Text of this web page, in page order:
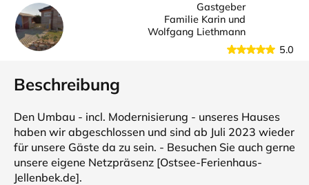
Gastgeber
Familie Karin und
Wolfgang Liethmann
5.0
Beschreibung
Den Umbau - incl. Modernisierung - unseres Hauses
haben wir abgeschlossen und sind ab Juli 2023 wieder
für unsere Gäste da zu sein. - Besuchen Sie auch gerne
unsere eigene Netzpräsenz [Ostsee-Ferienhaus-
Jellenbek.de].